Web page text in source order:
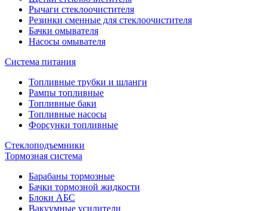
Рычаги стеклоочистителя
Резинки сменные для стеклоочистителя
Бачки омывателя
Насосы омывателя
Система питания
Топливные трубки и шланги
Рампы топливные
Топливные баки
Топливные насосы
Форсунки топливные
Стеклоподъемники
Тормозная система
Барабаны тормозные
Бачки тормозной жидкости
Блоки АБС
Вакуумные усилители